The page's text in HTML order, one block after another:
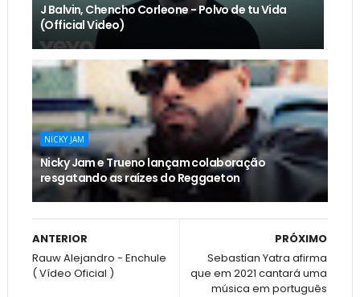
J Balvin, Chencho Corleone - Polvo de tu Vida
(Official Video)
NICKY JAM
Nicky Jam e Trueno lançam colaboração
resgatando as raízes do Reggaeton
PRÓXIMO
Sebastian Yatra afirma
que em 2021 cantará uma
música em português
ANTERIOR
Rauw Alejandro - Enchule
( Vídeo Oficial )